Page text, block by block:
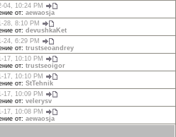
04, 10:24 PM
от: aewaosja
28, 8:10 PM
от: devushkaKet
24, 6:29 PM
от: trustseoandrey
17, 10:10 PM
от: trustseoigor
17, 10:10 PM
от: StTehnik
17, 10:09 PM
от: velerysv
17, 10:08 PM
от: aewaosja